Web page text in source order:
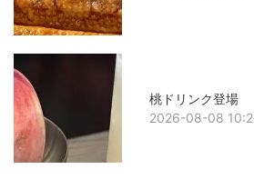
桃ドリンク登場
2026-08-08